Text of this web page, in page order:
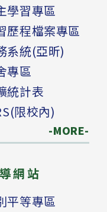
學習專區
歷程檔案專區
系統(亞昕)
專區
統計表
限校內)
-MORE-
網站
平等專區